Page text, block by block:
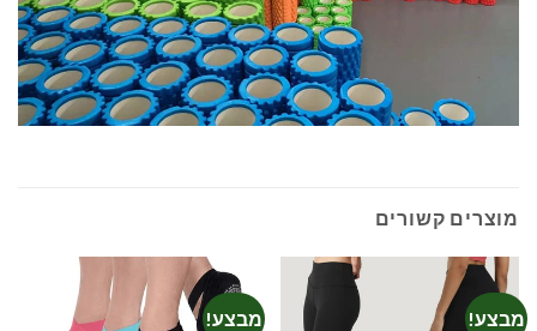
מוצרים קשורים
מבצע! מבצע!